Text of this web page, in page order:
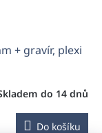
+ gravír, plexi
do 14 dnů
Do košíku